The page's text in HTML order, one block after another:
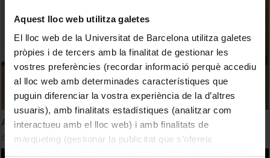
Aquest lloc web utilitza galetes
El lloc web de la Universitat de Barcelona utilitza galetes
pròpies i de tercers amb la finalitat de gestionar les
vostres preferències (recordar informació perquè accediu
al lloc web amb determinades característiques que
puguin diferenciar la vostra experiència de la d’altres
usuaris), amb finalitats estadístiques (analitzar com
interactueu amb el lloc web) i amb finalitats de
màrqueting (gestionar la publicitat que s’ofereix
Agua, paisaje y patrimonio. Debate del bloque 2
6 October, 2017